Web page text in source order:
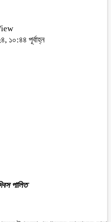
১০:৪৪ পূর্বাহ্ন
পালিত